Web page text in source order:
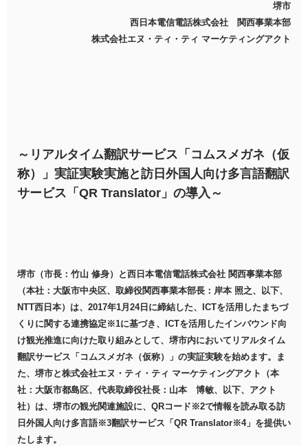
堺市
西日本電信電話株式会社 関西事業本部
株式会社エヌ・ティ・ティ マーケティングアクト
～リアルタイム翻訳サービス「コムスメガネ（仮
称）」実証実験実施と訪日外国人向け多言語翻訳
サービス「QR Translator」の導入～
堺市（市長：竹山 修身）と西日本電信電話株式会社 関西事業本部
（本社：大阪市中央区、取締役関西事業本部長：岸本 照之、以下、
NTT西日本）は、2017年1月24日に締結した、ICTを活用したまちづ
くりに関する連携協定※1に基づき、ICTを活用したインバウンド向
け観光推進に向けた取り組みとして、堺市内においてリアルタイム
翻訳サービス「コムスメガネ（仮称）」の実証実験を始めます。ま
た、堺市と株式会社エヌ・ティ・ティ マーケティングアクト（本
社：大阪市都島区、代表取締役社長：山本 博敏、以下、アクト
社）は、堺市の観光関連施設に、QRコード※2で情報を読み取る訪
日外国人向け多言語※3翻訳サービス「QR Translator※4」を提供い
たします。